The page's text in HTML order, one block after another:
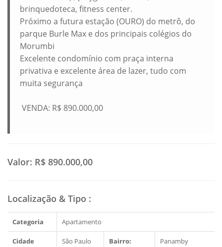
brinquedoteca, fitness center.
Próximo a futura estação (OURO) do metrô, do
parque Burle Max e dos principais colégios do
Morumbi
Excelente condomínio com praça interna
privativa e excelente área de lazer, tudo com
muita segurança
VENDA: R$ 890.000,00
Valor: R$ 890.000,00
Localização & Tipo :
Categoria Apartamento
Cidade São Paulo Bairro: Panamby